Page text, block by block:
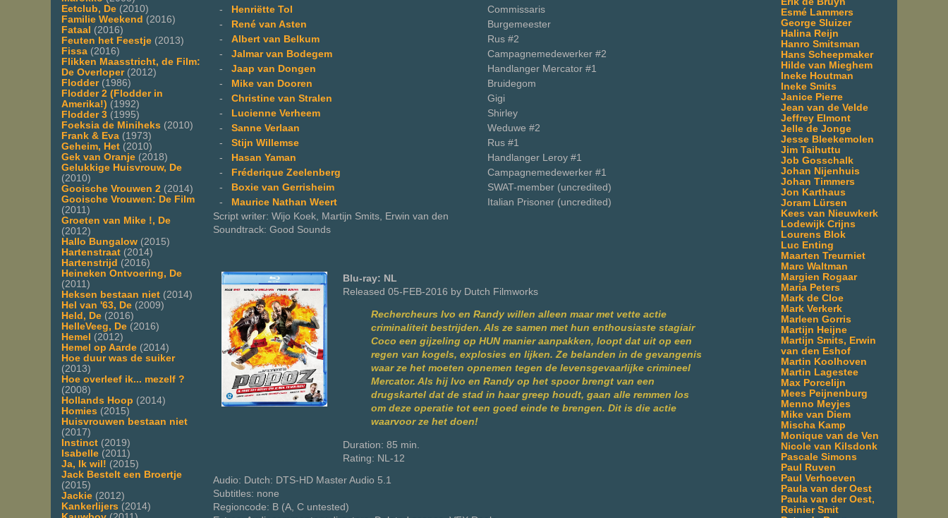
Eetclub, De (2010)
Familie Weekend (2016)
Fataal (2016)
Feuten het Feestje (2013)
Fissa (2016)
Flikken Maasstricht, de Film:
De Overloper(2012)
Flodder(1986)
Flodder 2 (Flodder in
Amerika!) (1992)
Flodder 3 (1995)
Foeksia de Miniheks (2010)
Frank & Eva (1973)
Geheim, Het (2010)
Gek van Oranje (2018)
Gelukkige Huisvrouw, De
(2010)
Gooische Vrouwen 2 (2014)
Gooische Vrouwen: De Film
(2011)
Groeten van Mike !, De
(2012)
Hallo Bungalow (2015)
Hartenstraat (2014)
Hartenstrijd (2016)
Heineken Ontvoering, De
(2011)
Heksen bestaan niet (2014)
Hel van '63, De (2009)
Held, De (2016)
HelleVeeg, De (2016)
Hemel (2012)
Hemel op Aarde (2014)
Hoe duur was de suiker
(2013)
Hoe overleef ik... mezelf ?
(2008)
Hollands Hoop (2014)
Homies (2015)
Huisvrouwen bestaan niet
(2017)
Instinct (2019)
Isabelle (2011)
Ja, Ik wil! (2015)
Jack Bestelt een Broertje
(2015)
Jackie (2012)
Kankerlijers (2014)
Esmé Lammers
George Sluizer
Halina Reijn
Hanro Smitsman
Hans Scheepmaker
Hilde van Mieghem
Ineke Houtman
Ineke Smits
Janice Pierre
Jean van de Velde
Jeffrey Elmont
Jelle de Jonge
Jesse Bleekemolen
Jim Taihuttu
Job Gosschalk
Johan Nijenhuis
Johan Timmers
Jon Karthaus
Joram Lürsen
Kees van Nieuwkerk
Lodewijk Crijns
Lourens Blok
Luc Enting
Maarten Treurniet
Marc Waltman
Margien Rogaar
Maria Peters
Mark de Cloe
Mark Verkerk
Marleen Gorris
Martijn Heijne
Martijn Smits, Erwin
van den Eshof
Martin Koolhoven
Martin Lagestee
Max Porcelijn
Mees Peijnenburg
Menno Meyjes
Mike van Diem
Mischa Kamp
Monique van de Ven
Nicole van Kilsdonk
Pascale Simons
Paul Ruven
Paul Verhoeven
Paula van der Oest
Paula van der Oest,
Reinier Smit
-
Henriëtte Tol
Commissaris
-
René van Asten
Burgemeester
- Albert van Belkum
Rus #2
- Jalmar van Bodegem
Campagnemedewerker #2
- Jaap van Dongen
Handlanger Mercator #1
-
Mike van Dooren
Bruidegom
- Christine van Stralen
Gigi
-
Lucienne Verheem
Shirley
- Sanne Verlaan
Weduwe #2
- Stijn Willemse
Rus #1
-
Hasan Yaman
Handlanger Leroy #1
-
Fréderique Zeelenberg
Campagnemedewerker #1
-
Boxie van Gerrisheim
SWAT-member (uncredited)
-
Maurice Nathan Weert
Italian Prisoner (uncredited)
Script writer: Wijo Koek, Martijn Smits, Erwin van den
Soundtrack: Good Sounds
Blu-ray: NL
Released 05-FEB-2016 by Dutch Filmworks
Rechercheurs Ivo en Randy willen alleen maar met vette actie
criminaliteit bestrijden. Als ze samen met hun enthousiaste stagiair
Coco een gijzeling op HUN manier aanpakken, loopt dat uit op een
regen van kogels, explosies en lijken. Ze belanden in de gevangenis
waar ze het moeten opnemen tegen de levensgevaarlijke crimineel
Mercator. Als hij Ivo en Randy op het spoor brengt van een
drugskartel dat de stad in haar greep houdt, gaan alle remmen los
om deze operatie tot een goed einde te brengen. Dit is die actie
waarvoor ze het doen!
Duration: 85 min.
Rating: NL-12
Audio: Dutch: DTS-HD Master Audio 5.1
Subtitles: none
Regioncode: B (A, C untested)